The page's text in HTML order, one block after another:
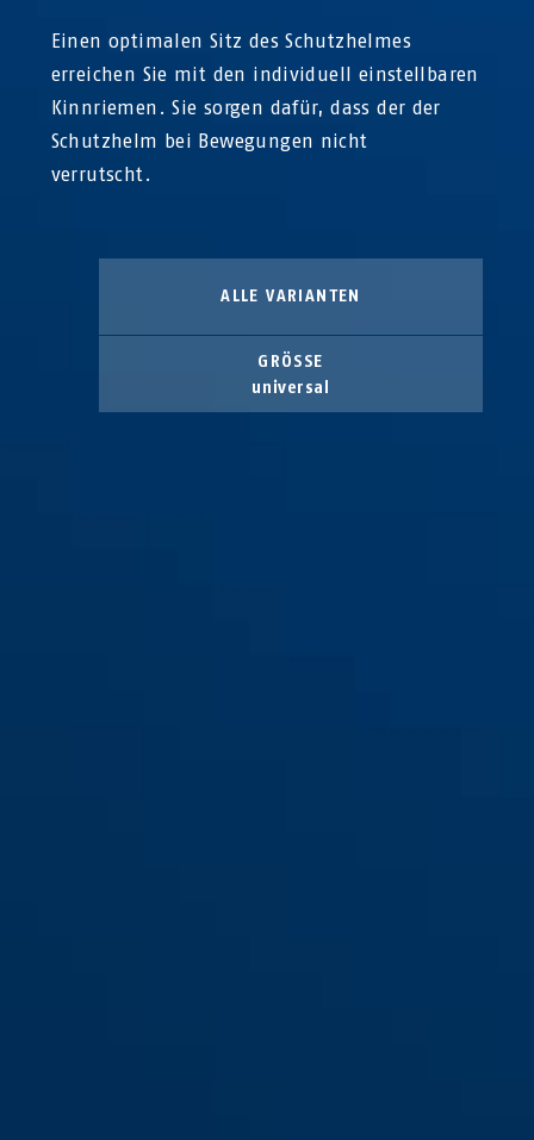
Einen optimalen Sitz des Schutzhelmes
erreichen Sie mit den individuell einstellbaren
Kinnriemen. Sie sorgen dafür, dass der der
Schutzhelm bei Bewegungen nicht
verrutscht.
ALLE VARIANTEN
GRÖSSE
universal